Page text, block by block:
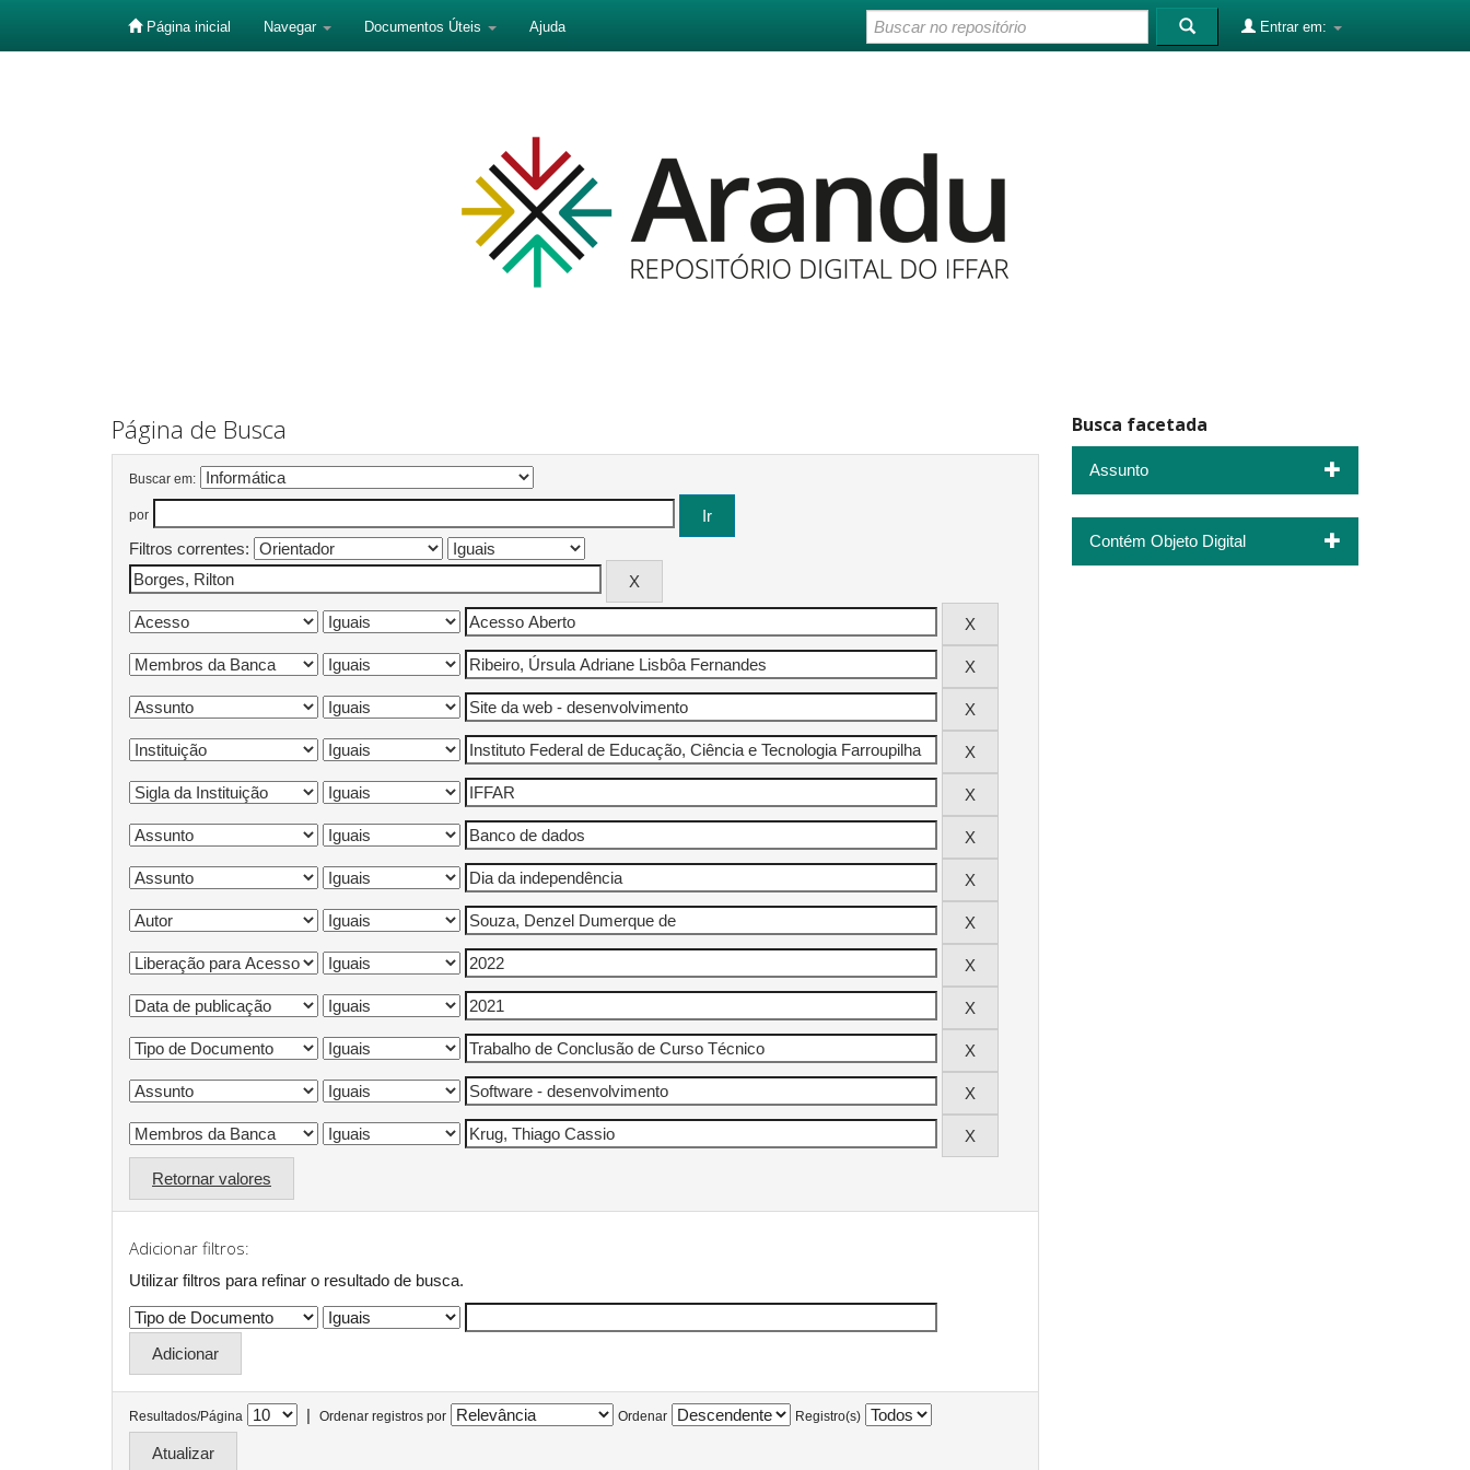
Página inicial Navegar Documentos Úteis Ajuda Entrar em:
Página de Busca
Buscar em:
por
Filtros correntes:
Retornar valores
Adicionar filtros:
Utilizar filtros para refinar o resultado de busca.
Resultados/Página | Ordenar registros por Ordenar Registro(s)
Busca facetada
Assunto
Contém Objeto Digital